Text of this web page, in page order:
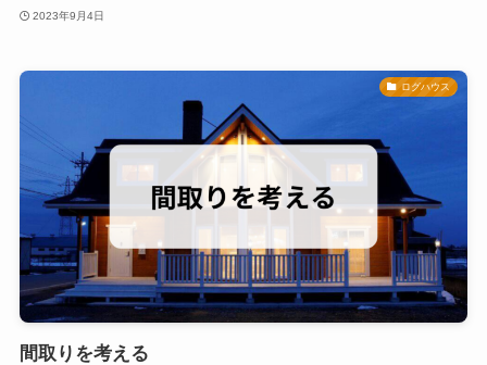
2023年9月4日
ログハウス
間取りを考える